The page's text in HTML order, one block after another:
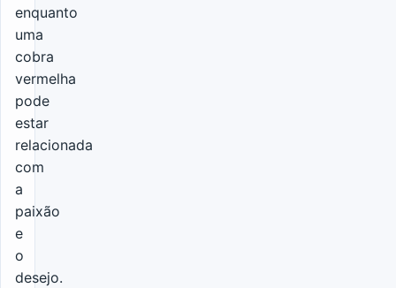
enquanto
uma
cobra
vermelha
pode
estar
relacionada
com
a
paixão
e
o
desejo.